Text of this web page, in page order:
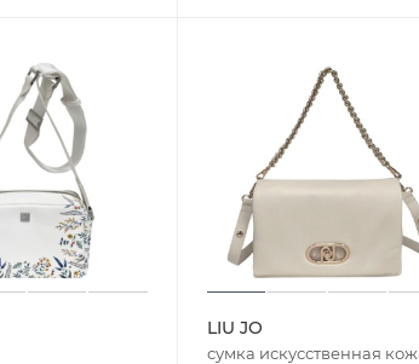
LIU JO
сумка искусственная